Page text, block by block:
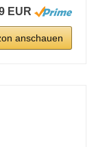
EUR
anschauen